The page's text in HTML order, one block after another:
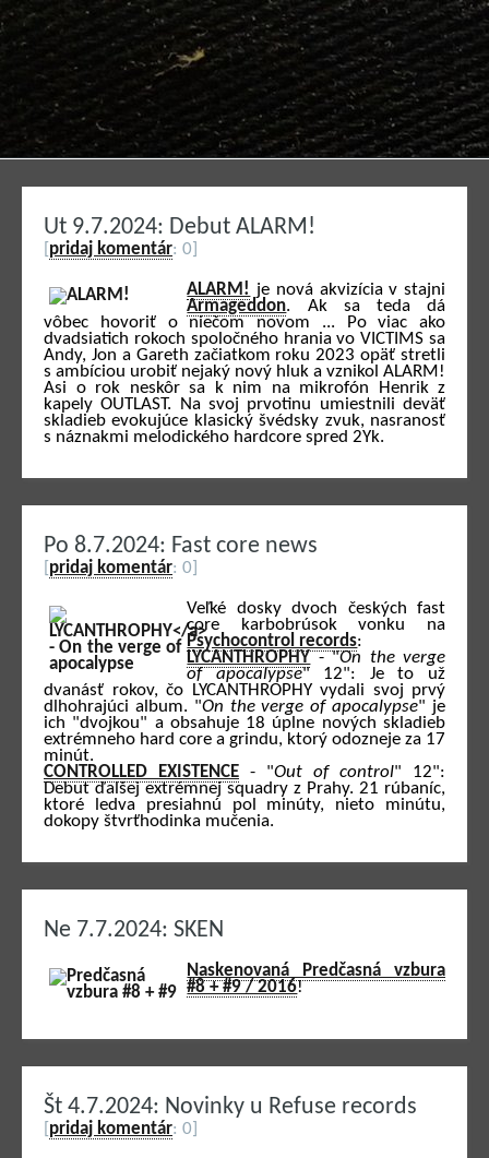
Ut 9.7.2024: Debut ALARM!
pridaj komentár: 0]
ALARM! je nová akvizícia v stajni
Armageddon. Ak sa teda dá
vôbec hovoriť o niečom novom ... Po viac ako
dvadsiatich rokoch spoločného hrania vo VICTIMS sa
Andy, Jon a Gareth začiatkom roku 2023 opäť stretli
s ambíciou urobiť nejaký nový hluk a vznikol ALARM!
Asi o rok neskôr sa k nim na mikrofón Henrik z
kapely OUTLAST. Na svoj prvotinu umiestnili deväť
skladieb evokujúce klasický švédsky zvuk, nasranosť
s náznakmi melodického hardcore spred 2Yk.
Po 8.7.2024: Fast core news
pridaj komentár: 0]
Veľké dosky dvoch českých fast
core karbobrúsok vonku na
Psychocontrol records:
LYCANTHROPHY- "On the verge
of apocalypse" 12": Je to už
dvanásť rokov, čo LYCANTHROPHY vydali svoj prvý
dlhohrajúci album. "On the verge of apocalypse" je
ich "dvojkou" a obsahuje 18 úplne nových skladieb
extrémneho hard core a grindu, ktorý odozneje za 17
minút.
CONTROLLED EXISTENCE - "Out of control" 12":
Debut ďalšej extrémnej squadry z Prahy. 21 rúbaníc,
ktoré ledva presiahnú pol minúty, nieto minútu,
dokopy štvrťhodinka mučenia.
Ne 7.7.2024: SKEN
Naskenovaná Predčasná vzbura
#8 + #9 / 2016!
Št 4.7.2024: Novinky u Refuse records
pridaj komentár: 0]